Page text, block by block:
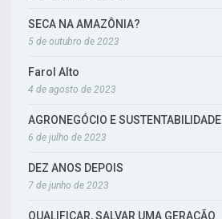
SECA NA AMAZÔNIA?
5 de outubro de 2023
Farol Alto
4 de agosto de 2023
AGRONEGÓCIO E SUSTENTABILIDADE
6 de julho de 2023
DEZ ANOS DEPOIS
7 de junho de 2023
QUALIFICAR, SALVAR UMA GERAÇÃO